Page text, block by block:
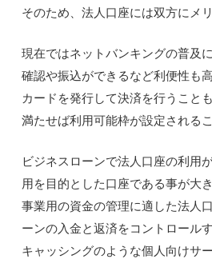
そのため、法人口座には双方にメ
現在ではネットバンキングの普及
確認や振込ができるなど利便性も
カードを発行して決済を行うこと
満たせば利用可能枠が設定される
ビジネスローンで法人口座の利用
用を目的とした口座である事が大
事業用の資金の管理に適した法人
ーンの入金と返済をコントロール
キャッシングのような個人向けサ